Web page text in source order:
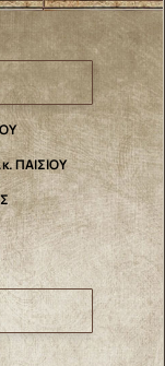
ΠΑΙΣΙΟΥ